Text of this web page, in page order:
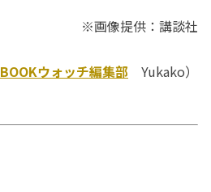
※画像提供：講談社
BOOKウォッチ編集部 Yukako）